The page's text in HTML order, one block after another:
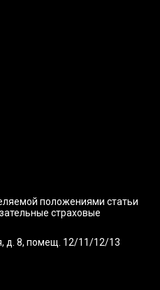
положениями статьи
страховые
д. 8, помещ. 12/11/12/13